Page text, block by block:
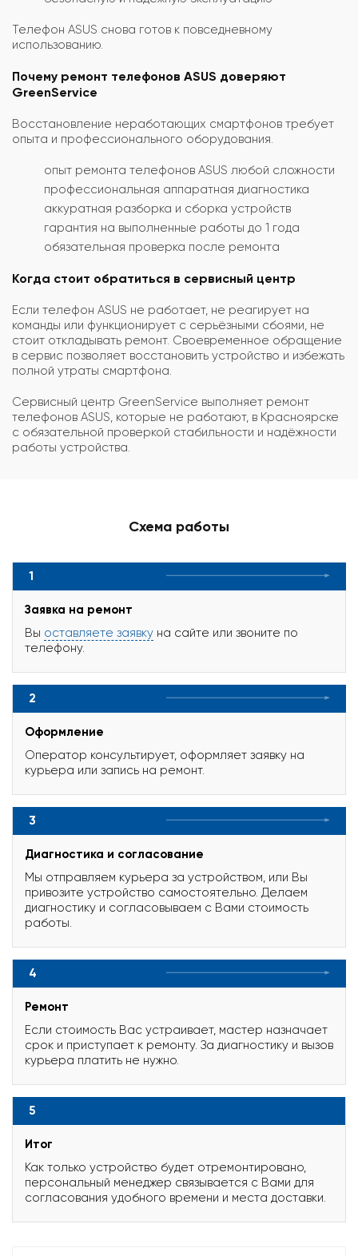
Телефон ASUS снова готов к повседневному
использованию.
Почему ремонт телефонов ASUS доверяют
GreenService
Восстановление неработающих смартфонов требует
опыта и профессионального оборудования.
опыт ремонта телефонов ASUS любой сложности
профессиональная аппаратная диагностика
аккуратная разборка и сборка устройств
гарантия на выполненные работы до 1 года
обязательная проверка после ремонта
Когда стоит обратиться в сервисный центр
Если телефон ASUS не работает, не реагирует на
команды или функционирует с серьёзными сбоями, не
стоит откладывать ремонт. Своевременное обращение
в сервис позволяет восстановить устройство и избежать
полной утраты смартфона.
Сервисный центр GreenService выполняет ремонт
телефонов ASUS, которые не работают, в Красноярске
с обязательной проверкой стабильности и надёжности
работы устройства.
Схема работы
1
Заявка на ремонт
Вы оставляете заявку на сайте или звоните по
телефону.
2
Оформление
Оператор консультирует, оформляет заявку на
курьера или запись на ремонт.
3
Диагностика и согласование
Мы отправляем курьера за устройством, или Вы
привозите устройство самостоятельно. Делаем
диагностику и согласовываем с Вами стоимость
работы.
4
Ремонт
Если стоимость Вас устраивает, мастер назначает
срок и приступает к ремонту. За диагностику и вызов
курьера платить не нужно.
5
Итог
Как только устройство будет отремонтировано,
персональный менеджер связывается с Вами для
согласования удобного времени и места доставки.